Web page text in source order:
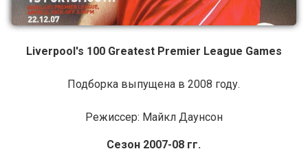
Liverpool's 100 Greatest Premier League Games
Подборка выпущена в 2008 году.
Режиссер: Майкл Даунсон
Сезон 2007-08 гг.